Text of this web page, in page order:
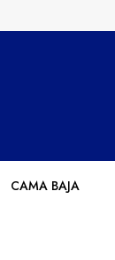
CAMA BAJA